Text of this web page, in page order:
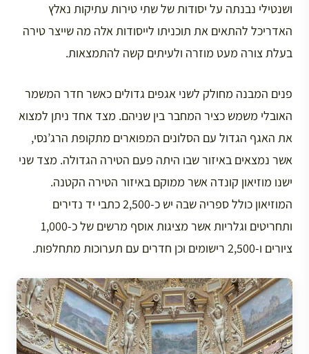
ושנטילי נבנתה על יסודות של שתי טירות עתיקות נאלץ
האדריכל להתאים את תוכניתו לייסודות אלה מה שייצר טירה
בעלת צורה מעט מוזרה ולעיתים קשה להתמצאות.
פנים המבנה מחולק לשני אגפים גדולים כאשר חדר המשמר
האובלי משמש כציר המחבר בין שניהם. מצד אחד ניתן למצוא
את האגף הגדול עם הסלונים המפוארים מתקופת הרג’נסי,
אשר נמצאים באיזור שבו היתה פעם הטירה הגדולה. מצד שני
ישנו מוזיאון קונדה אשר ממוקם באיזור הטירה הקטנה.
המוזיאון כולל ספריה שבה יש כ-2,500 כתבי יד נדירים
ותחריטים וגלריות אשר מציגות אוסף מרשים של כ-1,000
ציורים ו-2,500 רישומים וכן חדרים עם תערוכות מתחלפות.